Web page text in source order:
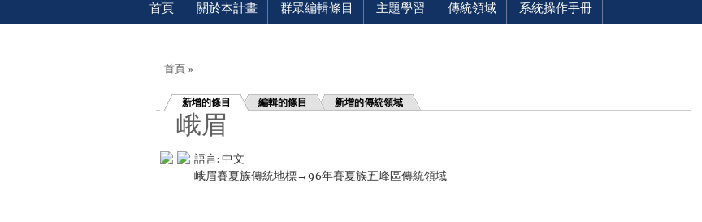
首頁 關於本計畫 群眾編輯條目 主題學習 傳統領域 系統操作手冊
您在這裡
首頁 »
新增的條目 編輯的條目 新增的傳統領域
峨眉
語言: 中文
峨眉賽夏族傳統地標→96年賽夏族五峰區傳統領域